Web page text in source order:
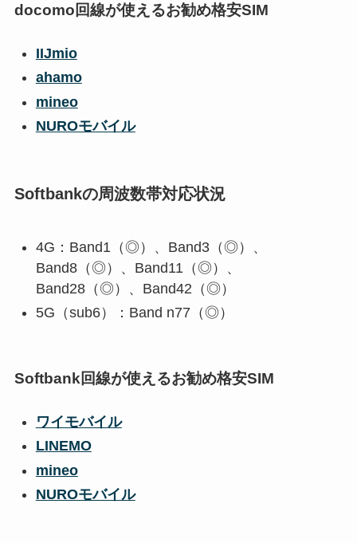
docomo回線が使えるお勧め格安SIM
IIJmio
ahamo
mineo
NUROモバイル
Softbankの周波数帯対応状況
4G：Band1（◎）、Band3（◎）、
Band8（◎）、Band11（◎）、
Band28（◎）、Band42（◎）
5G（sub6）：Band n77（◎）
Softbank回線が使えるお勧め格安SIM
ワイモバイル
LINEMO
mineo
NUROモバイル